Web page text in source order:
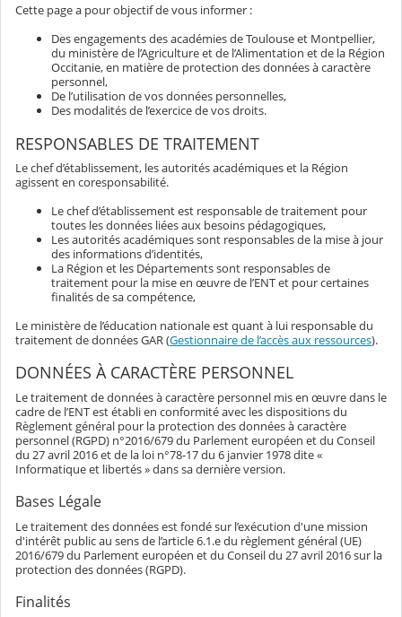
Cette page a pour objectif de vous informer :
Des engagements des académies de Toulouse et Montpellier,
du ministère de l’Agriculture et de l’Alimentation et de la Région
Occitanie, en matière de protection des données à caractère
personnel,
De l’utilisation de vos données personnelles,
Des modalités de l’exercice de vos droits.
RESPONSABLES DE TRAITEMENT
Le chef d’établissement, les autorités académiques et la Région
agissent en coresponsabilité.
Le chef d’établissement est responsable de traitement pour
toutes les données liées aux besoins pédagogiques,
Les autorités académiques sont responsables de la mise à jour
des informations d’identités,
La Région et les Départements sont responsables de
traitement pour la mise en œuvre de l’ENT et pour certaines
finalités de sa compétence,
Le ministère de l’éducation nationale est quant à lui responsable du
traitement de données GAR (Gestionnaire de l’accès aux ressources).
DONNÉES À CARACTÈRE PERSONNEL
Le traitement de données à caractère personnel mis en œuvre dans le
cadre de l’ENT est établi en conformité avec les dispositions du
Règlement général pour la protection des données à caractère
personnel (RGPD) n°2016/679 du Parlement européen et du Conseil
du 27 avril 2016 et de la loi n°78-17 du 6 janvier 1978 dite «
Informatique et libertés » dans sa dernière version.
Bases Légale
Le traitement des données est fondé sur l’exécution d'une mission
d'intérêt public au sens de l’article 6.1.e du règlement général (UE)
2016/679 du Parlement européen et du Conseil du 27 avril 2016 sur la
protection des données (RGPD).
Finalités